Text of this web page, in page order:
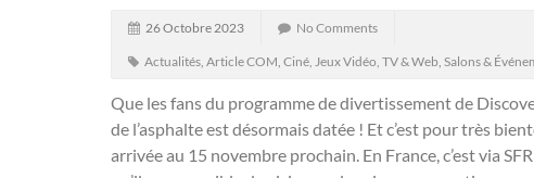
26 Octobre 2023 No Comments
Actualités, Article COM, Ciné, Jeux Vidéo, TV & Web, Salons &
Que les fans du programme de divertissement de
de l’asphalte est désormais datée ! Et c’est pour très
arrivée au 15 novembre prochain. En France, c’est via